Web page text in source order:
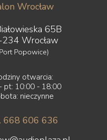
Wrocław
65B
Wrocław
Popowice)
otwarcia:
pt: 10:00 - 18:00
nieczynne
668 606 636